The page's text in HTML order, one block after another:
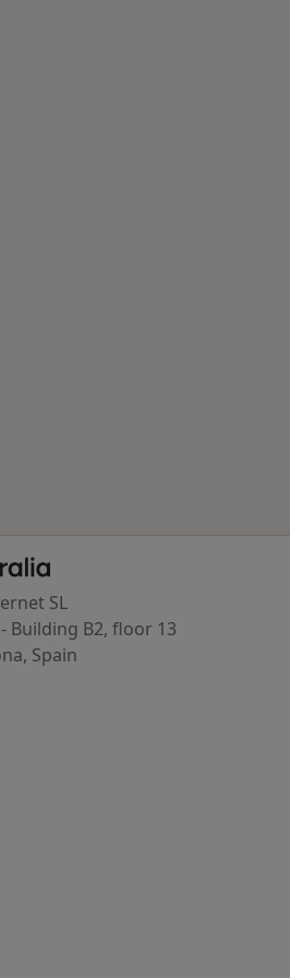
de inicio
SL
- Building B2, floor 13
Spain